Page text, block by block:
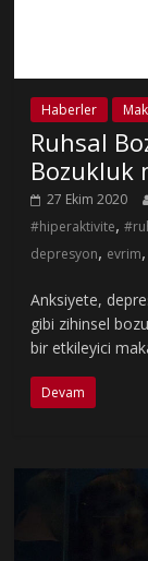
Haberler
Ruhsal
Bozukluk
27 Ekim 2020
#hiperaktivite,
depresyon, evrim,
Anksiyete,
gibi zihinsel
bir etkileyici
Devam